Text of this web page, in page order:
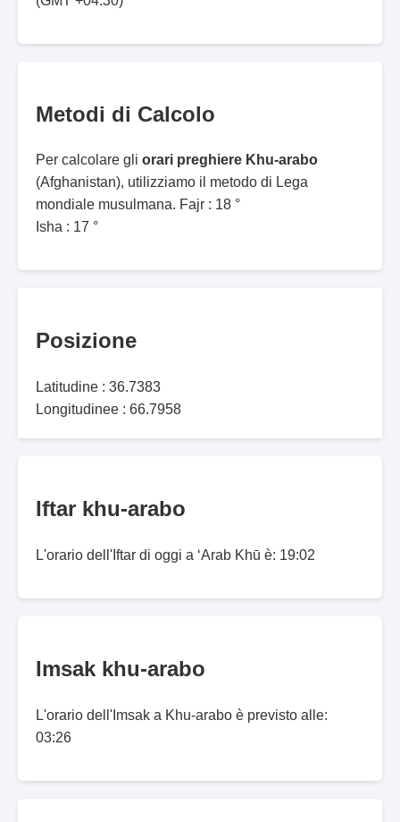
Metodi di Calcolo
Per calcolare gli orari preghiere Khu-arabo
(Afghanistan), utilizziamo il metodo di Lega
mondiale musulmana. Fajr : 18 °
Isha : 17 °
Posizione
Latitudine : 36.7383
Longitudinee : 66.7958
Iftar khu-arabo
L'orario dell'Iftar di oggi a ‘Arab Khū è: 19:02
Imsak khu-arabo
L'orario dell'Imsak a Khu-arabo è previsto alle:
03:26